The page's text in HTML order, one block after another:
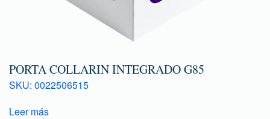
PORTA COLLARIN INTEGRADO G85
SKU: 0022506515
Leer más